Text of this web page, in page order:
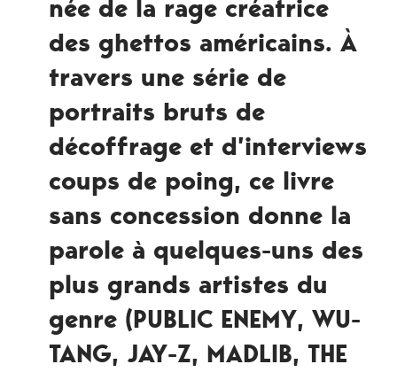
née de la rage créatrice
des ghettos américains. À
travers une série de
portraits bruts de
décoffrage et d’interviews
coups de poing, ce livre
sans concession donne la
parole à quelques-uns des
plus grands artistes du
genre (PUBLIC ENEMY, WU-
TANG, JAY-Z, MADLIB, THE